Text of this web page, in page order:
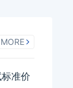
MORE
准价